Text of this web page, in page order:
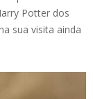
Potter dos
sua visita ainda